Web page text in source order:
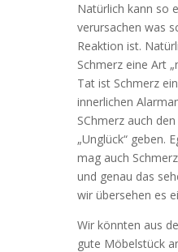
Natürlich kann so
verursachen was
Reaktion ist.
Schmerz eine Art
Tat ist Schmerz
innerlichen
SChmerz auch
„Unglück“ geben.
mag auch
und genau das
wir übersehen es
Wir könnten aus
gute Möbelstück